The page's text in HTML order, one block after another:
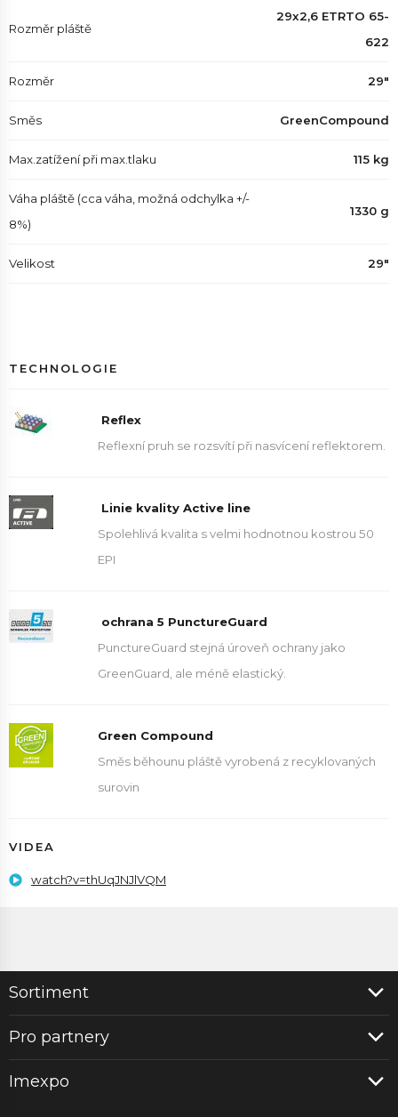
Rozměr pláště
29x2,6 ETRTO 65-
622
Rozměr 29"
Směs GreenCompound
Max.zatížení při max.tlaku 115 kg
Váha pláště (cca váha, možná odchylka +/-
8%)
1330 g
Velikost 29"
TECHNOLOGIE
Reflex
Reflexní pruh se rozsvítí při nasvícení reflektorem.
Linie kvality Active line
Spolehlivá kvalita s velmi hodnotnou kostrou 50
EPI
ochrana 5 PunctureGuard
PunctureGuard stejná úroveň ochrany jako
GreenGuard, ale méně elastický.
Green Compound
Směs běhounu pláště vyrobená z recyklovaných
surovin
VIDEA
watch?v=thUqJNJlVQM
Sortiment
Pro partnery
Imexpo